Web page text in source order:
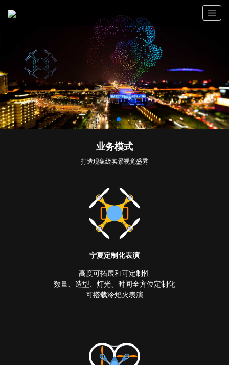
业务模式
打造现象级实景视觉盛秀
宁夏定制化表演
高度可拓展和可定制性
数量、造型、灯光、时间全方位定制化
可搭载冷焰火表演